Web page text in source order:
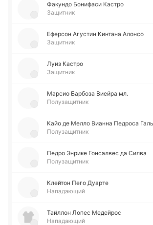
Фа­ку­ндо Бо­ни­фа­си Кастро
Защитник
Ефе­рсон Агу­стин Ки­нта­на Алонсо
Защитник
Луиз Кастро
Защитник
Марсио Ба­рбо­за Виейра мл.
Полузащитник
Кайо де Мелло Вианна Пе­дро­са
Полузащитник
Педро Энрике Го­нса­лвес да Силва
Полузащитник
Клей­тон Пего Дуарте
Нападающий
Тай­ллон Лопес Ме­дей­рос
Нападающий